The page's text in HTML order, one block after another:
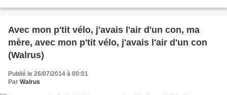
Avec mon p'tit vélo, j'avais l'air d'un con, ma
mère, avec mon p'tit vélo, j'avais l'air d'un con
(Walrus)
Publié le 26/07/2014 à 00:01
Par Walrus